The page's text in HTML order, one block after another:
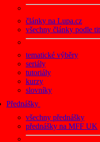
články na Lupa.cz
všechny články podle
tematické výběry
seriály
tutoriály
kurzy
slovníky
Přednášky
všechny přednášky
přednášky na MFF UK